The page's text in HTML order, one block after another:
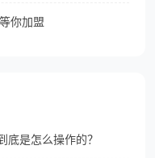
你加盟
底是怎么操作的？